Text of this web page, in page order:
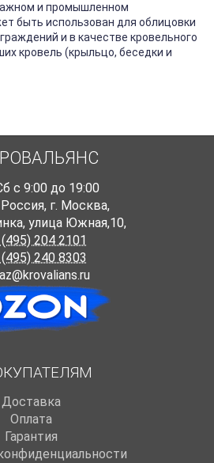
и промышленном
быть использован для облицовки
и в качестве кровельного
кровель (крыльцо, беседки и
с 9:00 до 19:00
Россия, г. Москва,
улица Южная,10,
204 2101
240 8303
Доставка
Оплата
Гарантия